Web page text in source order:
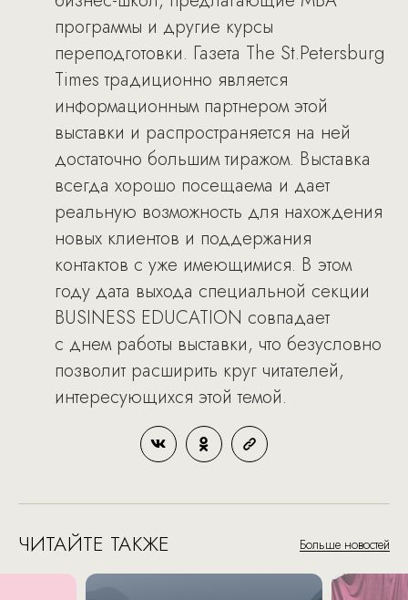
программы и другие курсы
переподготовки. Газета The St.Petersburg
Times традиционно является
информационным партнером этой
выставки и распространяется на ней
достаточно большим тиражом. Выставка
всегда хорошо посещаема и дает
реальную возможность для нахождения
новых клиентов и поддержания
контактов с уже имеющимися. В этом
году дата выхода специальной секции
BUSINESS EDUCATION совпадает
с днем работы выставки, что безусловно
позволит расширить круг читателей,
интересующихся этой темой.
ЧИТАЙТЕ ТАКЖЕ Больше новостей